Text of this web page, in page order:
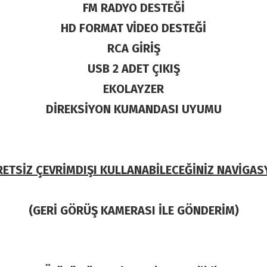
FM RADYO DESTEĞİ
HD FORMAT VİDEO DESTEĞİ
RCA GİRİŞ
USB 2 ADET ÇIKIŞ
EKOLAYZER
DİREKSİYON KUMANDASI UYUMU
ÇEVRİMDIŞI KULLANABİLECEĞİNİZ
(GERİ GÖRÜŞ KAMERASI İLE GÖNDERİM)